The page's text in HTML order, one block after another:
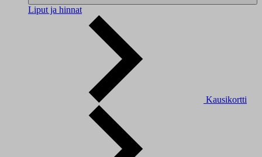
Liput ja hinnat
Kausikortti